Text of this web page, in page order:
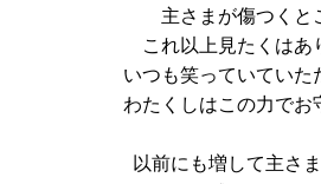
主さまが傷つくと
これ以上見たくはあ
いつも笑っていていた
わたくしはこの力でお
以前にも増して主さ